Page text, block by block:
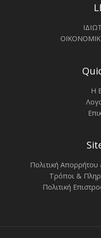
Η
Πολιτική
Τρόποι &
Πολιτική